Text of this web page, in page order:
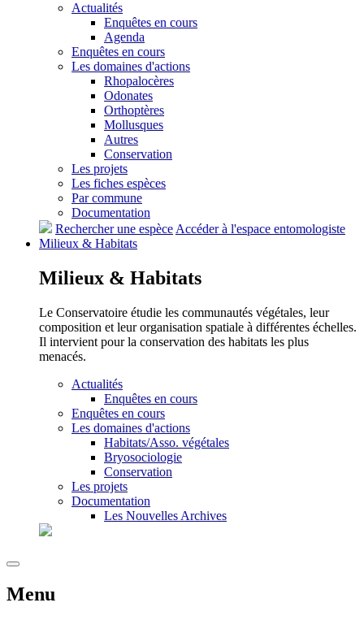
Actualités
Enquêtes en cours
Agenda
Enquêtes en cours
Les domaines d'actions
Rhopalocères
Odonates
Orthoptères
Mollusques
Autres
Conservation
Les projets
Les fiches espèces
Par commune
Documentation
Rechercher une espèce Accéder à l'espace entomologiste
Milieux & Habitats
Milieux & Habitats
Le Conservatoire étudie les communautés végétales, leur
composition et leur organisation spatiale à différentes échelles.
Il intervient pour la conservation des habitats les plus
menacés.
Actualités
Enquêtes en cours
Enquêtes en cours
Les domaines d'actions
Habitats/Asso. végétales
Bryosociologie
Conservation
Les projets
Documentation
Les Nouvelles Archives
Menu